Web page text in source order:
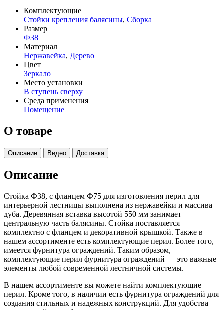
Комплектующие
Стойки крепления балясины, Сборка
Размер
Ф38
Материал
Нержавейка, Дерево
Цвет
Зеркало
Место установки
В ступень сверху
Среда применения
Помещение
О товаре
Описание Видео Доставка
Описание
Стойка Ф38, с фланцем Ф75 для изготовления перил для
интерьерной лестницы выполнена из нержавейки и массива
дуба. Деревянная вставка высотой 550 мм занимает
центральную часть балясины. Стойка поставляется
комплектно с фланцем и декоративной крышкой. Также в
нашем ассортименте есть комплектующие перил. Более того,
имеется фурнитура ограждений. Таким образом,
комплектующие перил фурнитура ограждений — это важные
элементы любой современной лестничной системы.
В нашем ассортименте вы можете найти комплектующие
перил. Кроме того, в наличии есть фурнитура ограждений для
создания стильных и надежных конструкций. Для удобства